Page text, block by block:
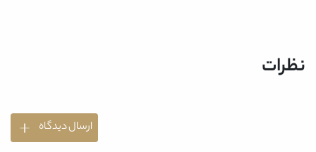
نظرات
ارسال دیدگاه